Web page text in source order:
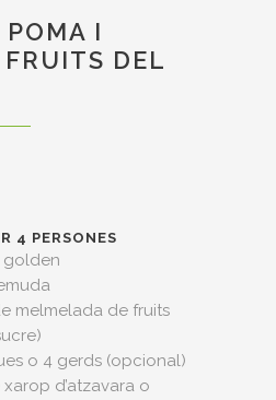
POMA I
DEL
4 PERSONES
golden
melmelada de fruits
o 4 gerds (opcional)
d’atzavara o